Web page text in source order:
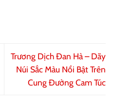
Trương Dịch Đan Hà – Dãy
Núi Sắc Màu Nổi Bật Trên
Cung Đường Cam Túc